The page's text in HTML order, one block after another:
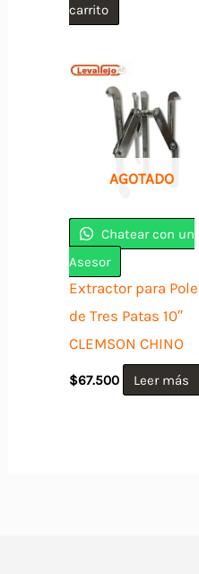
carrito
AGOTADO
Chatear con un
Asesor
Extractor para
de Tres Patas 10″
CLEMSON CHINO
$67.500 Leer más